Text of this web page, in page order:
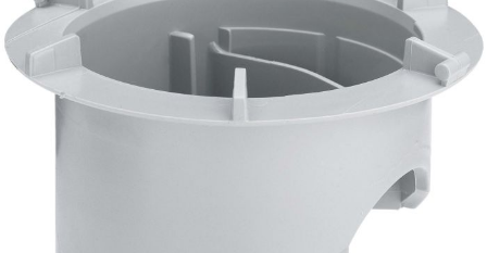
Bildergalerie
springen